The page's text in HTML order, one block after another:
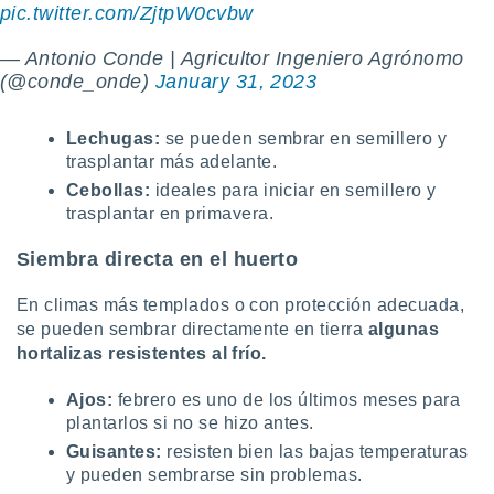
medir el
el
de
o a través
de
uso de
con el
pic.twitter.com/ZjtpW0cvbw
— Antonio Conde | Agricultor Ingeniero Agrónomo
(@conde_onde) January 31, 2023
Lechugas: se pueden sembrar en semillero y
trasplantar más adelante.
Cebollas: ideales para iniciar en semillero y
trasplantar en primavera.
Siembra directa en el huerto
En climas más templados o con protección adecuada,
se pueden sembrar directamente en tierra algunas
hortalizas resistentes al frío.
Ajos: febrero es uno de los últimos meses para
plantarlos si no se hizo antes.
Guisantes: resisten bien las bajas temperaturas
y pueden sembrarse sin problemas.